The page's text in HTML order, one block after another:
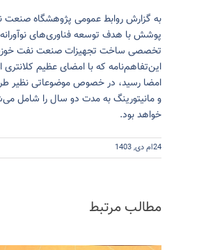
به گزارش روابط عمومی پژوهشگاه
تخصصی ساخت تجهیزات صنعت نفت
این‌تفاهم‌نامه که با امضای عظیم
امضا رسید، در خصوص موضوعاتی نظیر
و مانیتورینگ به مدت دو سال را شامل
خواهد بود.
24ام دی, 1403
مطالب مرتبط